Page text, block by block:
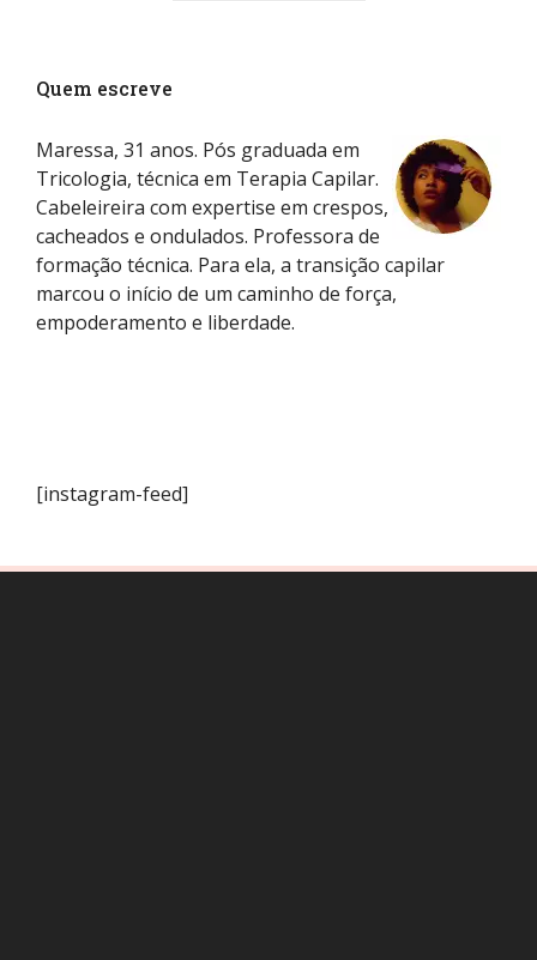
Quem escreve
Maressa, 31 anos. Pós graduada em
Tricologia, técnica em Terapia Capilar.
Cabeleireira com expertise em crespos,
cacheados e ondulados. Professora de
formação técnica. Para ela, a transição capilar
marcou o início de um caminho de força,
empoderamento e liberdade.
[instagram-feed]